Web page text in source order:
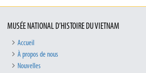
MUSÉE NATIONAL D’HISTOIRE DU VIETNAM
Accueil
À propos de nous
Nouvelles